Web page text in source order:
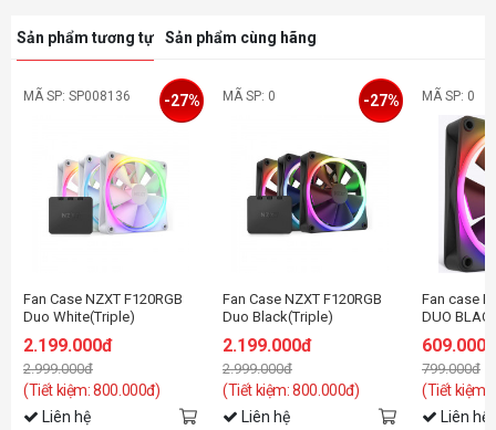
Sản phẩm tương tự Sản phẩm cùng hãng
MÃ SP: SP008136
Fan Case NZXT F120RGB
Duo White(Triple)
2.199.000đ
2.999.000đ
(Tiết kiệm: 800.000đ)
-27%
Liên hệ
MÃ SP: 0
Fan Case NZXT F120RGB
Duo Black(Triple)
2.199.000đ
2.999.000đ
(Tiết kiệm: 800.000đ)
-27%
Liên hệ
MÃ SP: 0
Fan case
DUO
609.000đ
799.000đ
(Tiết kiệm:
Liên hệ